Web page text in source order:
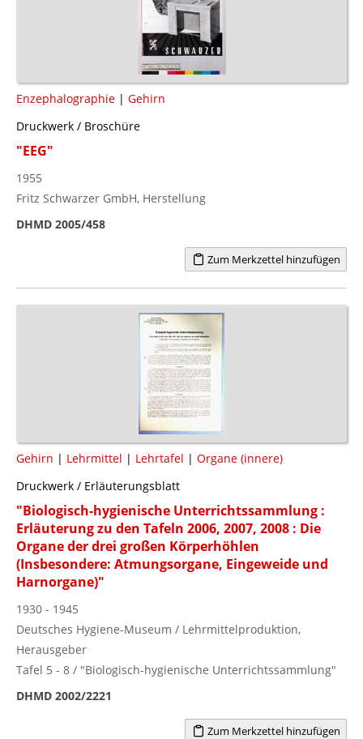
Enzephalographie | Gehirn
Druckwerk / Broschüre
"EEG"
1955
Fritz Schwarzer GmbH, Herstellung
DHMD 2005/458
Zum Merkzettel hinzufügen
Gehirn | Lehrmittel | Lehrtafel | Organe (innere)
Druckwerk / Erläuterungsblatt
"Biologisch-hygienische Unterrichtssammlung :
Erläuterung zu den Tafeln 2006, 2007, 2008 : Die
Organe der drei großen Körperhöhlen
(Insbesondere: Atmungsorgane, Eingeweide und
Harnorgane)"
1930 - 1945
Deutsches Hygiene-Museum / Lehrmittelproduktion,
Herausgeber
Tafel 5 - 8 / "Biologisch-hygienische Unterrichtssammlung"
DHMD 2002/2221
Zum Merkzettel hinzufügen